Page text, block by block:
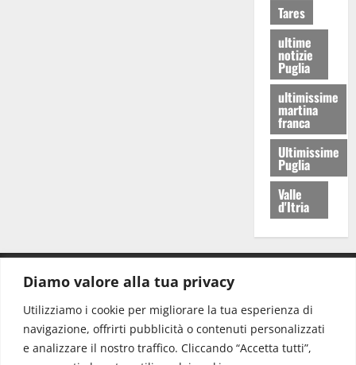
Diamo valore alla tua privacy
Utilizziamo i cookie per migliorare la tua esperienza di
navigazione, offrirti pubblicità o contenuti personalizzati
e analizzare il nostro traffico. Cliccando “Accetta tutti”,
Tares
ultime
notizie
Puglia
ultimissime
martina
franca
Ultimissime
Puglia
Valle
d'Itria
Redazione: redazione@www.martinasera.it
Direttore:direttore@www.martinasera.it